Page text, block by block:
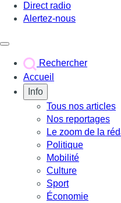
Direct radio
Alertez-nous
Rechercher
Accueil
Info
Tous nos articles
Nos reportages
Le zoom de la
Politique
Mobilité
Culture
Sport
Économie